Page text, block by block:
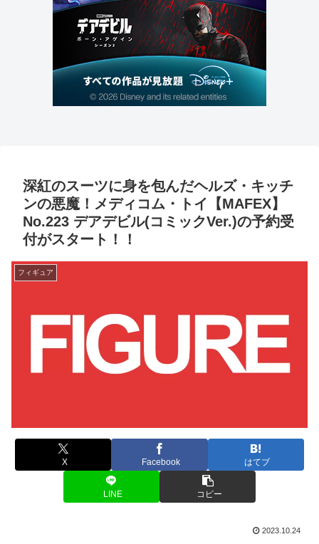
深紅のスーツに身を包んだヘルズ・キッチ
ンの悪魔！メディコム・トイ【MAFEX】
No.223 デアデビル(コミックVer.)の予約受
付がスタート！！
フィギュア
X Facebook はてブ
LINE コピー
2023.10.24